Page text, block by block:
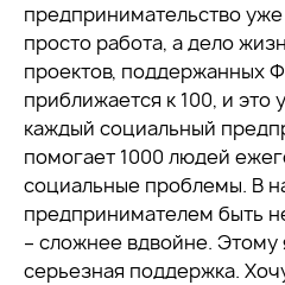
предпринимательство
просто работа, а дело
проектов, поддержанных
приближается к 100, и
каждый социальный
помогает 1000 людей
социальные проблемы. В
предпринимателем быть
– сложнее вдвойне.
серьезная поддержка.